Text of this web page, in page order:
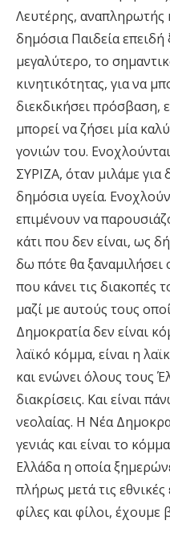
Λευτέρης, αναπληρωτής
δημόσια Παιδεία επειδή
μεγαλύτερο, το
κινητικότητας, για να
διεκδικήσει πρόσβαση,
μπορεί να ζήσει μία
γονιών του.
ΣΥΡΙΖΑ, όταν μιλάμε για
δημόσια υγεία.
επιμένουν να
κάτι που δεν είναι, ως
δω πότε θα ξαναμιλήσει
που κάνει τις διακοπές
μαζί με αυτούς τους
Δημοκρατία δεν είναι
λαϊκό κόμμα, είναι η
και ενώνει όλους τους
διακρίσεις. Και είναι
νεολαίας. Η Νέα
γενιάς και είναι το
Ελλάδα η οποία
πλήρως μετά τις
φίλες και φίλοι,